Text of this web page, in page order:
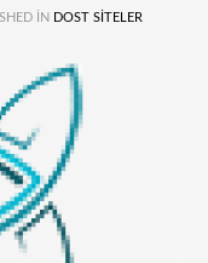
IN DOST SITELER